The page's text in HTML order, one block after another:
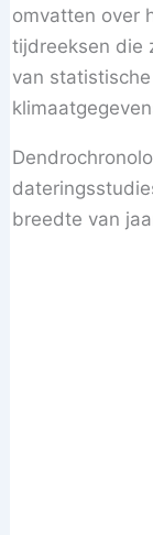
omvatten over
tijdreeksen die
van
breedte van